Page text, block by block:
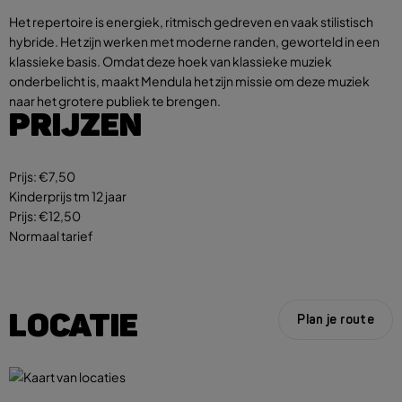
Het repertoire is energiek, ritmisch gedreven en vaak stilistisch
hybride. Het zijn werken met moderne randen, geworteld in een
klassieke basis. Omdat deze hoek van klassieke muziek
onderbelicht is, maakt Mendula het zijn missie om deze muziek
naar het grotere publiek te brengen.
PRIJZEN
Prijs:€7,50
Kinderprijs tm 12 jaar
Prijs:€12,50
Normaal tarief
LOCATIE Plan je route